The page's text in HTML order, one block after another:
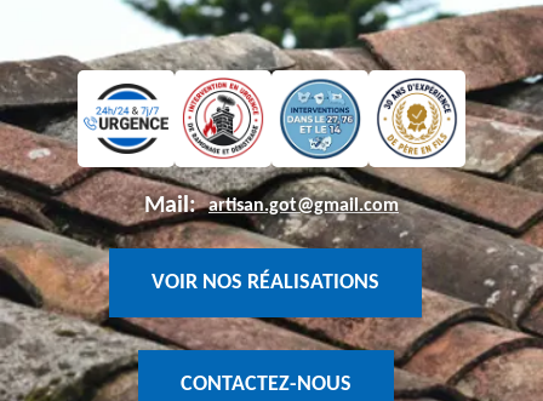
Mail: artisan.got@gmail.com
VOIR NOS RÉALISATIONS
CONTACTEZ-NOUS